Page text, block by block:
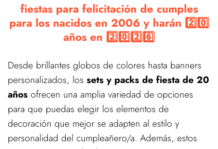
fiestas para felicitación de cumples
para los nacidos en 2006 y harán 2️⃣0️⃣
años en 2️⃣0️⃣2️⃣6️⃣
Desde brillantes globos de colores hasta banners
personalizados, los sets y packs de fiesta de 20
años ofrecen una amplia variedad de opciones
para que puedas elegir los elementos de
decoración que mejor se adapten al estilo y
personalidad del cumpleañero/a. Además, estos